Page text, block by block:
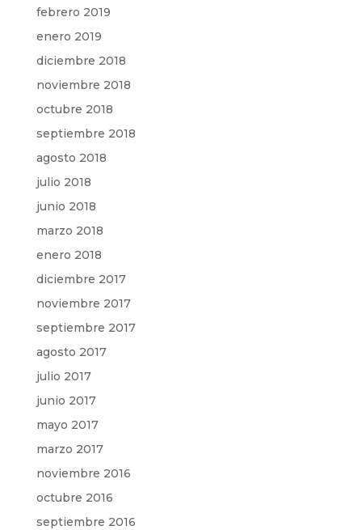
febrero 2019
enero 2019
diciembre 2018
noviembre 2018
octubre 2018
septiembre 2018
agosto 2018
julio 2018
junio 2018
marzo 2018
enero 2018
diciembre 2017
noviembre 2017
septiembre 2017
agosto 2017
julio 2017
junio 2017
mayo 2017
marzo 2017
noviembre 2016
octubre 2016
septiembre 2016